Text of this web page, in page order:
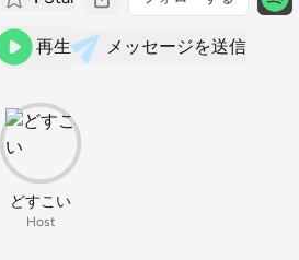
再生 メッセージを送信
どすこい
Host